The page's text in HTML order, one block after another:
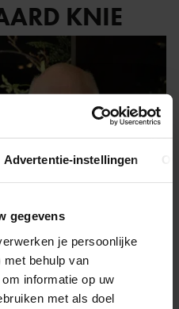
Advertentie-instellingen
gegevens
je persoonlijke
behulp van
informatie op uw
met als doel
KNIE